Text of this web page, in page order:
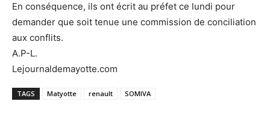
En conséquence, ils ont écrit au préfet ce lundi pour
demander que soit tenue une commission de conciliation
aux conflits.
A.P-L.
Lejournaldemayotte.com
TAGS Matyotte renault SOMIVA